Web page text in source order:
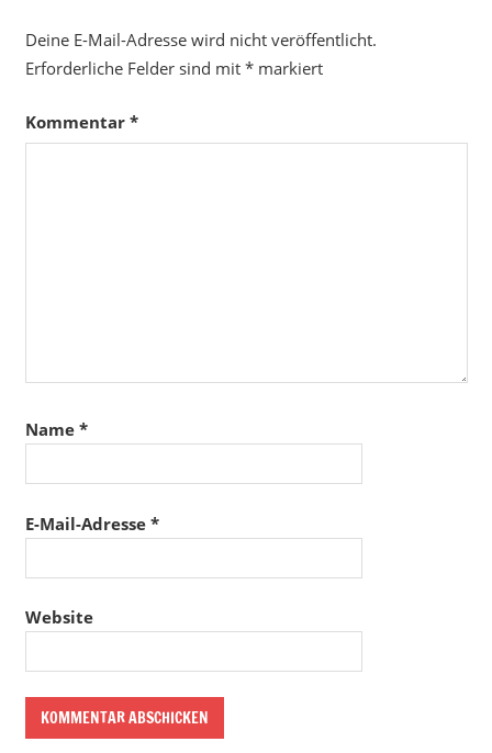
Deine E-Mail-Adresse wird nicht veröffentlicht.
Erforderliche Felder sind mit *markiert
Kommentar *
Name *
E-Mail-Adresse *
Website